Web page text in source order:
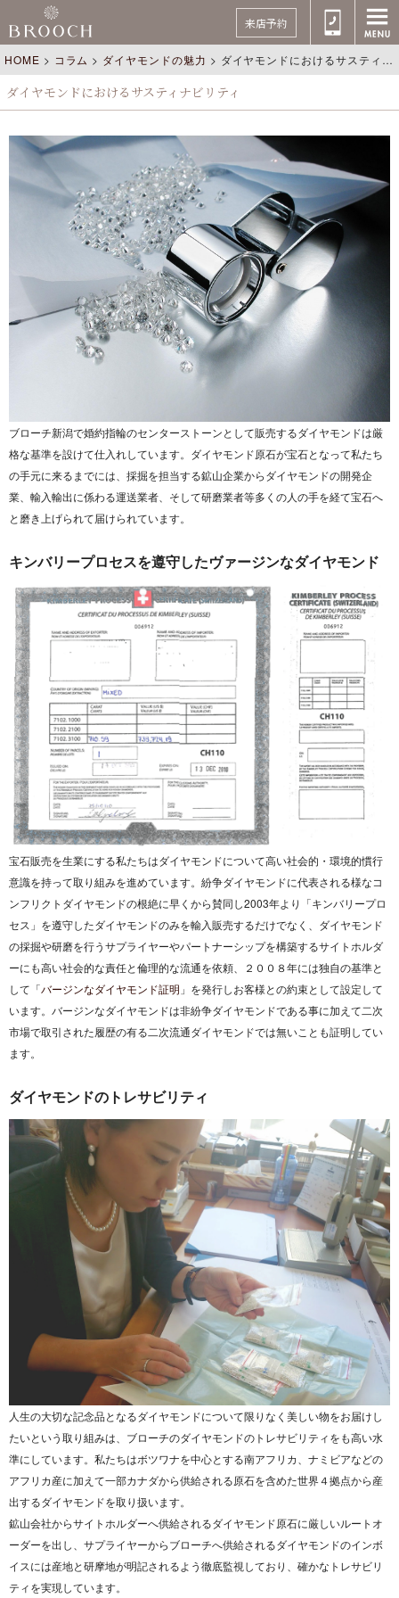
来店予約
HOME > コラム > ダイヤモンドの魅力 > ダイヤモンドにおけるサスティナビリティ
ダイヤモンドにおけるサスティナビリティ
ブローチ新潟で婚約指輪のセンターストーンとして販売するダイヤモンドは厳
格な基準を設けて仕入れしています。ダイヤモンド原石が宝石となって私たち
の手元に来るまでには、採掘を担当する鉱山企業からダイヤモンドの開発企
業、輸入輸出に係わる運送業者、そして研磨業者等多くの人の手を経て宝石へ
と磨き上げられて届けられています。
キンバリープロセスを遵守したヴァージンなダイヤモンド
宝石販売を生業にする私たちはダイヤモンドについて高い社会的・環境的慣行
意識を持って取り組みを進めています。紛争ダイヤモンドに代表される様なコ
ンフリクトダイヤモンドの根絶に早くから賛同し2003年より「キンバリープロ
セス」を遵守したダイヤモンドのみを輸入販売するだけでなく、ダイヤモンド
の採掘や研磨を行うサプライヤーやパートナーシップを構築するサイトホルダ
ーにも高い社会的な責任と倫理的な流通を依頼、２００８年には独自の基準と
して「バージンなダイヤモンド証明 」を発行しお客様との約束として設定して
います。バージンなダイヤモンドは非紛争ダイヤモンドである事に加えて二次
市場で取引された履歴の有る二次流通ダイヤモンドでは無いことも証明してい
ます。
ダイヤモンドのトレサビリティ
人生の大切な記念品となるダイヤモンドについて限りなく美しい物をお届けし
たいという取り組みは、ブローチのダイヤモンドのトレサビリティをも高い水
準にしています。私たちはボツワナを中心とする南アフリカ、ナミビアなどの
アフリカ産に加えて一部カナダから供給される原石を含めた世界４拠点から産
出するダイヤモンドを取り扱います。
鉱山会社からサイトホルダーへ供給されるダイヤモンド原石に厳しいルートオ
ーダーを出し、サプライヤーからブローチへ供給されるダイヤモンドのインボ
イスには産地と研摩地が明記されるよう徹底監視しており、確かなトレサビリ
ティを実現しています。